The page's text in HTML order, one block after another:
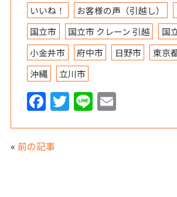
いいね！ お客様の声（引越し）
国立市
国立市 クレーン 引越
国
小金井市
府中市 日野市
東京
沖縄
立川市
F
a
c
e
T
w
Li
n
E
m
« 前の記事